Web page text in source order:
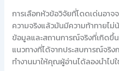
การเลือกหัวข้อวิจัยที่โดดเด่นอาจ
ความจริงแล้วมันมีความท้าทายไม่
ข้อมูลและสถานการณ์จริงที่เกิดขึ้
แนวทางที่ได้จากประสบการณ์จริ
ทำงานมาให้คุณผู้อ่านได้ลองนำไป